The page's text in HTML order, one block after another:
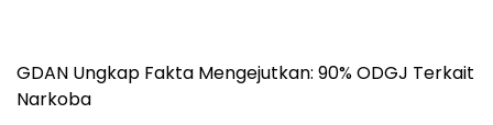
GDAN Ungkap Fakta Mengejutkan: 90% ODGJ Terkait
Narkoba